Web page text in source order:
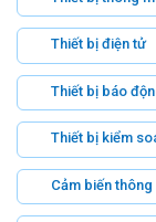
Thiết bị điện tử
Thiết bị báo
Thiết bị kiểm
Cảm biến thông